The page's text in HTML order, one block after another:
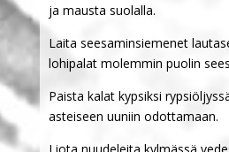
ja mausta suolalla.
Laita seesaminsiemenet
lohipalat molemmin puolin
Paista kalat kypsiksi
asteiseen uuniin odottamaan.